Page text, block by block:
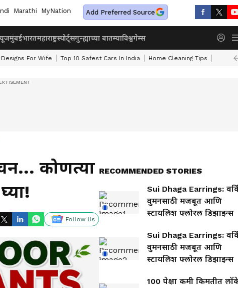
Marathi MyNation Add Preferred Source
मुंबईभारतमहाराष्ट्रस्पोर्ट्सगुन्ह्याच्या बातम्याविश्वगेम्स
For Wife Top 10 Safest Cars In India Home Cleaning Tips Gas
कोणत्या
Follow Us
RECOMMENDED STORIES
Sui Dhaga Earrings:
वुमनसाठी मजबूत आणि
स्टायलिश फ्लोरल डिझाइन्स
Sui Dhaga Earrings:
वुमनसाठी मजबूत आणि
स्टायलिश फ्लोरल डिझाइन्स
100 पेक्षा कमी किमतीत